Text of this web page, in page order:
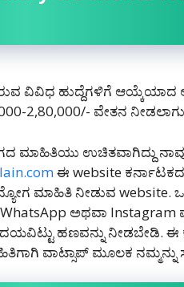
ವಿವಿಧ ಹುದ್ದೆಗಳಿಗೆ ಆಯ್ಕೆಯಾದ
ವೇತನ
ಮಾಹಿತಿಯು ಉಚಿತವಾಗಿದ್ದು
ಈ website
ಮಾಹಿತಿ ನೀಡುವ website.
ಅಥವಾ
ಹಣವನ್ನು ನೀಡಬೇಡಿ‌. ಈ
ವಾಟ್ಸಾಪ್ ಮೂಲಕ ನಮ್ಮನ್ನು